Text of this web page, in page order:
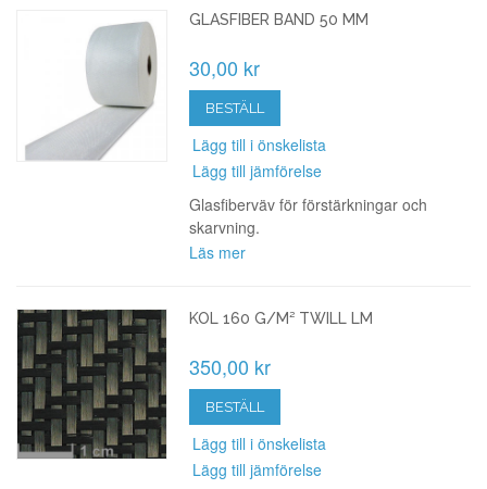
GLASFIBER BAND 50 MM
30,00 kr
BESTÄLL
Lägg till i önskelista
Lägg till jämförelse
Glasfiberväv för förstärkningar och
skarvning.
Läs mer
KOL 160 G/M² TWILL LM
350,00 kr
BESTÄLL
Lägg till i önskelista
Lägg till jämförelse